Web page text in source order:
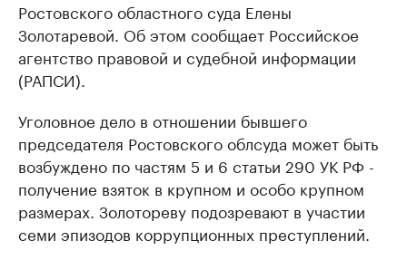
Ростовского областного суда Елены
Золотаревой. Об этом сообщает Российское
агентство правовой и судебной информации
(РАПСИ).
Уголовное дело в отношении бывшего
председателя Ростовского облсуда может быть
возбуждено по частям 5 и 6 статьи 290 УК РФ -
получение взяток в крупном и особо крупном
размерах. Золотореву подозревают в участии
семи эпизодов коррупционных преступлений.